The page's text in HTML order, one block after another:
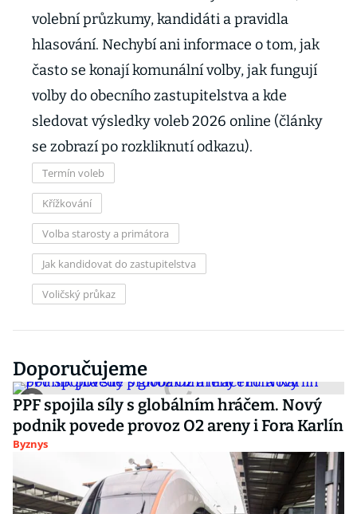
volební průzkumy, kandidáti a pravidla
hlasování. Nechybí ani informace o tom, jak
často se konají komunální volby, jak fungují
volby do obecního zastupitelstva a kde
sledovat výsledky voleb 2026 online (články
se zobrazí po rozkliknutí odkazu).
Termín voleb
Křížkování
Volba starosty a primátora
Jak kandidovat do zastupitelstva
Voličský průkaz
Doporučujeme
PPF spojila síly s globálním hráčem. Nový
podnik povede provoz O2 areny i Fora Karlín
Byznys